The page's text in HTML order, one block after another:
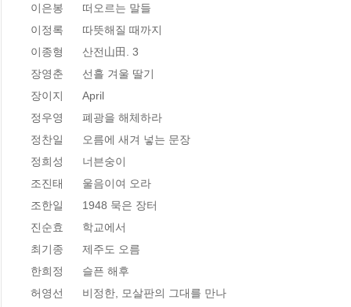
이은봉      떠오르는 말들
이정록      따뜻해질 때까지
이종형      산전山田. 3
장영춘      선흘 겨울 딸기
장이지      April
정우영      폐광을 해체하라
정찬일      오름에 새겨 넣는 문장
정희성      너븐숭이
조진태      울음이여 오라
조한일      1948 묵은 장터
진순효      학교에서
최기종      제주도 오름
한희정      슬픈 해후
허영선      비정한, 모살판의 그대를 만나